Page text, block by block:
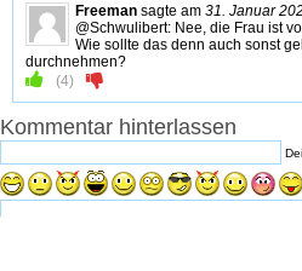
Freeman sagte am 31. Januar
@Schwulibert: Nee, die Frau ist
Wie sollte das denn auch sonst
durchnehmen?
(4)
Kommentar hinterlassen